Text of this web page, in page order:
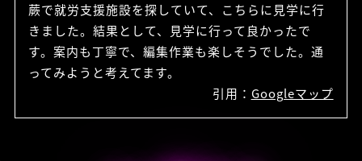
蕨で就労支援施設を探していて、こちらに見学に行
きました。結果として、見学に行って良かったで
す。案内も丁寧で、編集作業も楽しそうでした。通
ってみようと考えてます。
引用： Googleマップ